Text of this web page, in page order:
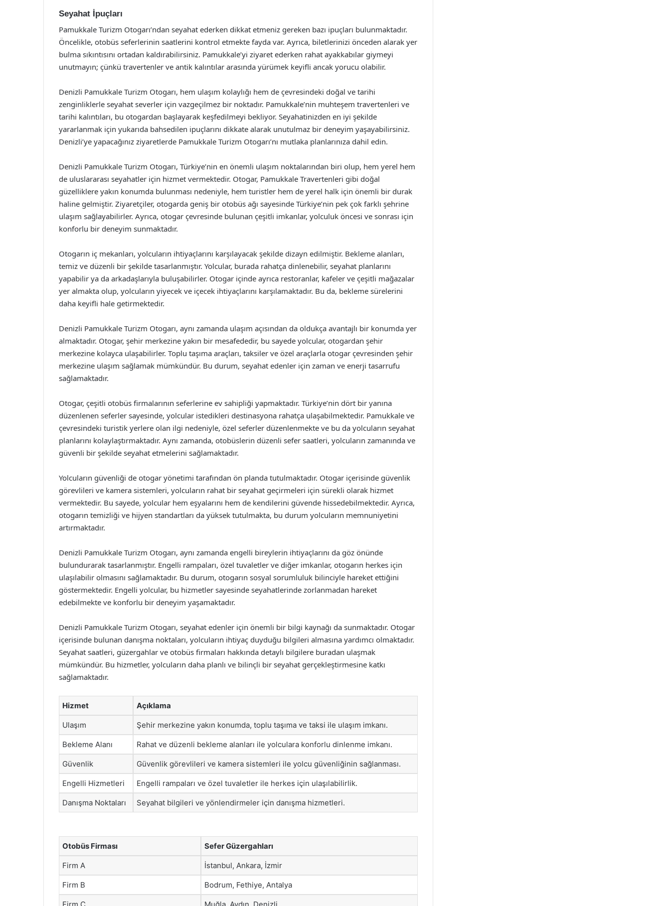
Seyahat İpuçları
Pamukkale Turizm Otogarı’ndan seyahat ederken dikkat etmeniz gereken bazı ipuçları bulunmaktadır.
Öncelikle, otobüs seferlerinin saatlerini kontrol etmekte fayda var. Ayrıca, biletlerinizi önceden alarak yer
bulma sıkıntısını ortadan kaldırabilirsiniz. Pamukkale’yi ziyaret ederken rahat ayakkabılar giymeyi
unutmayın; çünkü travertenler ve antik kalıntılar arasında yürümek keyifli ancak yorucu olabilir.
Denizli Pamukkale Turizm Otogarı, hem ulaşım kolaylığı hem de çevresindeki doğal ve tarihi
zenginliklerle seyahat severler için vazgeçilmez bir noktadır. Pamukkale’nin muhteşem travertenleri ve
tarihi kalıntıları, bu otogardan başlayarak keşfedilmeyi bekliyor. Seyahatinizden en iyi şekilde
yararlanmak için yukarıda bahsedilen ipuçlarını dikkate alarak unutulmaz bir deneyim yaşayabilirsiniz.
Denizli’ye yapacağınız ziyaretlerde Pamukkale Turizm Otogarı’nı mutlaka planlarınıza dahil edin.
Denizli Pamukkale Turizm Otogarı, Türkiye’nin en önemli ulaşım noktalarından biri olup, hem yerel hem
de uluslararası seyahatler için hizmet vermektedir. Otogar, Pamukkale Travertenleri gibi doğal
güzelliklere yakın konumda bulunması nedeniyle, hem turistler hem de yerel halk için önemli bir durak
haline gelmiştir. Ziyaretçiler, otogarda geniş bir otobüs ağı sayesinde Türkiye’nin pek çok farklı şehrine
ulaşım sağlayabilirler. Ayrıca, otogar çevresinde bulunan çeşitli imkanlar, yolculuk öncesi ve sonrası için
konforlu bir deneyim sunmaktadır.
Otogarın iç mekanları, yolcuların ihtiyaçlarını karşılayacak şekilde dizayn edilmiştir. Bekleme alanları,
temiz ve düzenli bir şekilde tasarlanmıştır. Yolcular, burada rahatça dinlenebilir, seyahat planlarını
yapabilir ya da arkadaşlarıyla buluşabilirler. Otogar içinde ayrıca restoranlar, kafeler ve çeşitli mağazalar
yer almakta olup, yolcuların yiyecek ve içecek ihtiyaçlarını karşılamaktadır. Bu da, bekleme sürelerini
daha keyifli hale getirmektedir.
Denizli Pamukkale Turizm Otogarı, aynı zamanda ulaşım açısından da oldukça avantajlı bir konumda yer
almaktadır. Otogar, şehir merkezine yakın bir mesafededir, bu sayede yolcular, otogardan şehir
merkezine kolayca ulaşabilirler. Toplu taşıma araçları, taksiler ve özel araçlarla otogar çevresinden şehir
merkezine ulaşım sağlamak mümkündür. Bu durum, seyahat edenler için zaman ve enerji tasarrufu
sağlamaktadır.
Otogar, çeşitli otobüs firmalarının seferlerine ev sahipliği yapmaktadır. Türkiye’nin dört bir yanına
düzenlenen seferler sayesinde, yolcular istedikleri destinasyona rahatça ulaşabilmektedir. Pamukkale ve
çevresindeki turistik yerlere olan ilgi nedeniyle, özel seferler düzenlenmekte ve bu da yolcuların seyahat
planlarını kolaylaştırmaktadır. Aynı zamanda, otobüslerin düzenli sefer saatleri, yolcuların zamanında ve
güvenli bir şekilde seyahat etmelerini sağlamaktadır.
Yolcuların güvenliği de otogar yönetimi tarafından ön planda tutulmaktadır. Otogar içerisinde güvenlik
görevlileri ve kamera sistemleri, yolcuların rahat bir seyahat geçirmeleri için sürekli olarak hizmet
vermektedir. Bu sayede, yolcular hem eşyalarını hem de kendilerini güvende hissedebilmektedir. Ayrıca,
otogarın temizliği ve hijyen standartları da yüksek tutulmakta, bu durum yolcuların memnuniyetini
artırmaktadır.
Denizli Pamukkale Turizm Otogarı, aynı zamanda engelli bireylerin ihtiyaçlarını da göz önünde
bulundurarak tasarlanmıştır. Engelli rampaları, özel tuvaletler ve diğer imkanlar, otogarın herkes için
ulaşılabilir olmasını sağlamaktadır. Bu durum, otogarın sosyal sorumluluk bilinciyle hareket ettiğini
göstermektedir. Engelli yolcular, bu hizmetler sayesinde seyahatlerinde zorlanmadan hareket
edebilmekte ve konforlu bir deneyim yaşamaktadır.
Denizli Pamukkale Turizm Otogarı, seyahat edenler için önemli bir bilgi kaynağı da sunmaktadır. Otogar
içerisinde bulunan danışma noktaları, yolcuların ihtiyaç duyduğu bilgileri almasına yardımcı olmaktadır.
Seyahat saatleri, güzergahlar ve otobüs firmaları hakkında detaylı bilgilere buradan ulaşmak
mümkündür. Bu hizmetler, yolcuların daha planlı ve bilinçli bir seyahat gerçekleştirmesine katkı
sağlamaktadır.
Hizmet Açıklama
Ulaşım Şehir merkezine yakın konumda, toplu taşıma ve taksi ile ulaşım imkanı.
Bekleme Alanı Rahat ve düzenli bekleme alanları ile yolculara konforlu dinlenme imkanı.
Güvenlik Güvenlik görevlileri ve kamera sistemleri ile yolcu güvenliğinin sağlanması.
Engelli Hizmetleri Engelli rampaları ve özel tuvaletler ile herkes için ulaşılabilirlik.
Danışma Noktaları Seyahat bilgileri ve yönlendirmeler için danışma hizmetleri.
Otobüs Firması Sefer Güzergahları
Firm A İstanbul, Ankara, İzmir
Firm B Bodrum, Fethiye, Antalya
Firm C Muğla, Aydın, Denizli